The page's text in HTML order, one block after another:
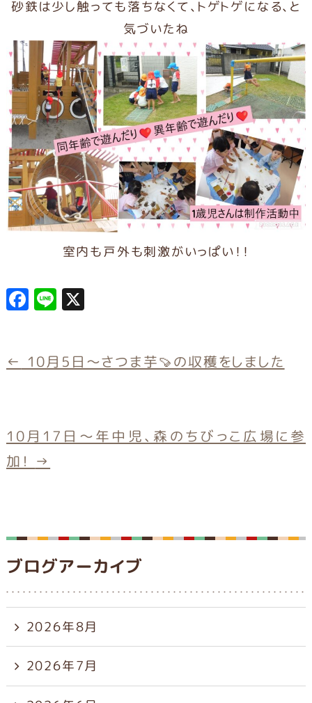
砂鉄は少し触っても落ちなくて、トゲトゲになる、と
気づいたね
室内も戸外も刺激がいっぱい！！
F
e
o
k
L X
← 10月5日～さつま芋🍠の収穫をしました
10月17日～年中児、森のちびっこ広場に参
加！ →
ブログアーカイブ
2026年8月
2026年7月